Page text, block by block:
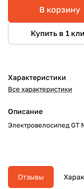
В корзину
Купить в 1
Характеристики
Все характеристики
Описание
Электровелосипед GT
Отзывы